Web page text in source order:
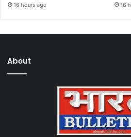
16 hours ago 16
About